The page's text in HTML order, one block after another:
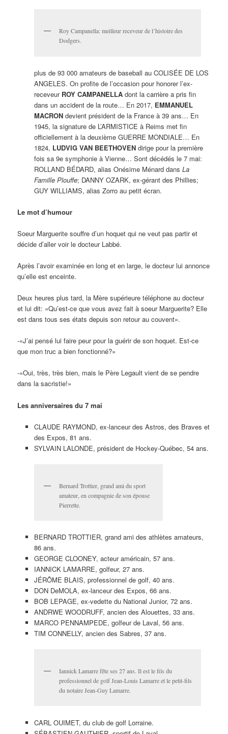
Roy Campanella: meilleur receveur de l’histoire des
Dodgers.
plus de 93 000 amateurs de baseball au COLISÉE DE LOS
ANGELES. On profite de l’occasion pour honorer l’ex-
receveur ROY CAMPANELLA dont la carrière a pris fin
dans un accident de la route… En 2017, EMMANUEL
MACRONdevient président de la France à 39 ans… En
1945, la signature de L’ARMISTICE à Reims met fin
officiellement à la deuxième GUERRE MONDIALE… En
1824, LUDVIG VAN BEETHOVENdirige pour la première
fois sa 9e symphonie à Vienne… Sont décédés le 7 mai:
ROLLAND BÉDARD, alias Onésime Ménard dans La
Famille Plouffe; DANNY OZARK, ex-gérant des Phillies;
GUY WILLIAMS, alias Zorro au petit écran.
Le mot d’humour
Soeur Marguerite souffre d’un hoquet qui ne veut pas partir et
décide d’aller voir le docteur Labbé.
Après l’avoir examinée en long et en large, le docteur lui annonce
qu’elle est enceinte.
Deux heures plus tard, la Mère supérieure téléphone au docteur
et lui dit: «Qu’est-ce que vous avez fait à soeur Marguerite? Elle
est dans tous ses états depuis son retour au couvent».
-«J’ai pensé lui faire peur pour la guérir de son hoquet. Est-ce
que mon truc a bien fonctionné?»
-«Oui, très, très bien, mais le Père Legault vient de se pendre
dans la sacristie!»
Les anniversaires du 7 mai
CLAUDE RAYMOND, ex-lanceur des Astros, des Braves et
des Expos, 81 ans.
SYLVAIN LALONDE, président de Hockey-Québec, 54 ans.
Bernard Trottier, grand ami du sport
amateur, en compagnie de son épouse
Pierrette.
BERNARD TROTTIER, grand ami des athlètes amateurs,
86 ans.
GEORGE CLOONEY, acteur américain, 57 ans.
IANNICK LAMARRE, golfeur, 27 ans.
JÉRÔME BLAIS, professionnel de golf, 40 ans.
DON DeMOLA, ex-lanceur des Expos, 66 ans.
BOB LEPAGE, ex-vedette du National Junior, 72 ans.
ANDRWE WOODRUFF, ancien des Alouettes, 33 ans.
MARCO PENNAMPEDE, golfeur de Laval, 56 ans.
TIM CONNELLY, ancien des Sabres, 37 ans.
Iannick Lamarre fête ses 27 ans. Il est le fils du
professionnel de golf Jean-Louis Lamarre et le petit-fils
du notaire Jean-Guy Lamarre.
CARL OUIMET, du club de golf Lorraine.